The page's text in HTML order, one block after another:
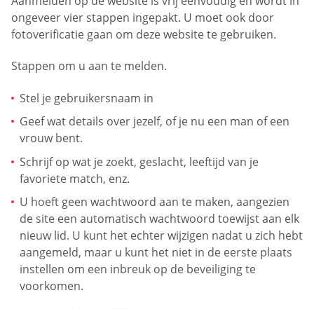
ongeveer vier stappen ingepakt. U moet ook door
fotoverificatie gaan om deze website te gebruiken.
Stappen om u aan te melden.
Stel je gebruikersnaam in
Geef wat details over jezelf, of je nu een man of een
vrouw bent.
Schrijf op wat je zoekt, geslacht, leeftijd van je
favoriete match, enz.
U hoeft geen wachtwoord aan te maken, aangezien
de site een automatisch wachtwoord toewijst aan elk
nieuw lid. U kunt het echter wijzigen nadat u zich hebt
aangemeld, maar u kunt het niet in de eerste plaats
instellen om een inbreuk op de beveiliging te
voorkomen.